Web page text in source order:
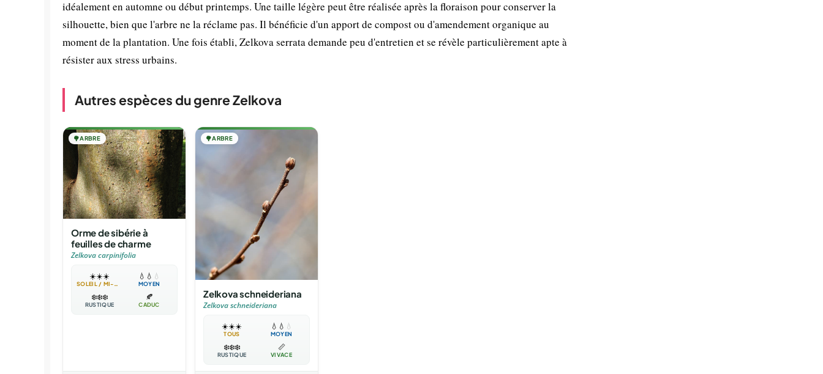
idéalement en automne ou début printemps. Une taille légère peut être réalisée après la floraison pour conserver la
silhouette, bien que l'arbre ne la réclame pas. Il bénéficie d'un apport de compost ou d'amendement organique au
moment de la plantation. Une fois établi, Zelkova serrata demande peu d'entretien et se révèle particulièrement apte à
résister aux stress urbains.
Autres espèces du genre Zelkova
🌳ARBRE
Orme de sibérie à
feuilles de charme
Zelkova carpinifolia
☀️☀️☀️
SOLEIL / MI-OMBRE
💧 💧 💧
MOYEN
❄️❄️❄️
RUSTIQUE
🍂
CADUC
🌳ARBRE
Zelkova schneideriana
Zelkova schneideriana
☀️☀️☀️
TOUS
💧 💧 💧
MOYEN
❄️❄️❄️
RUSTIQUE
📏
VIVACE